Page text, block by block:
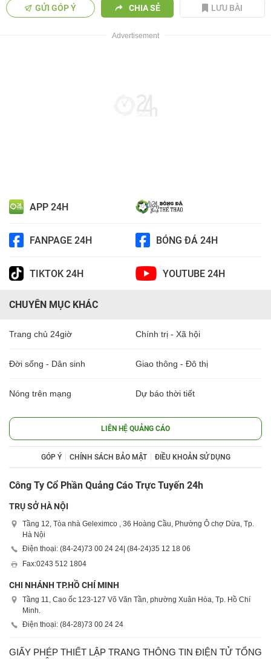
GỬI GÓP Ý CHIA SẺ LƯU BÀI
APP 24H
FANPAGE 24H BÓNG ĐÁ 24H
TIKTOK 24H YOUTUBE 24H
CHUYÊN MỤC KHÁC
Trang chủ 24giờ Chính trị - Xã hội
Đời sống - Dân sinh Giao thông - Đô thị
Nóng trên mạng Dự báo thời tiết
LIÊN HỆ QUẢNG CÁO
GÓP Ý CHÍNH SÁCH BẢO MẬT ĐIỀU KHOẢN SỬ DỤNG
Công Ty Cổ Phần Quảng Cáo Trực Tuyến 24h
TRỤ SỞ HÀ NỘI
Tầng 12, Tòa nhà Geleximco , 36 Hoàng Cầu, Phường Ô chợ Dừa, Tp.
Hà Nội
Điện thoại: (84-24)73 00 24 24 | (84-24)35 12 18 06
Fax:0243 512 1804
CHI NHÁNH TP.HỒ CHÍ MINH
Tầng 11, Cao ốc 123-127 Võ Văn Tần, phường Xuân Hòa, Tp. Hồ Chí
Minh.
Điện thoại: (84-28)73 00 24 24
GIẤY PHÉP THIẾT LẬP TRANG THÔNG TIN ĐIỆN TỬ TỔNG